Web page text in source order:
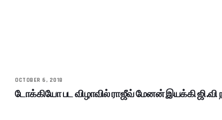
OCTOBER 6, 2018
டோக்கியோ பட விழாவில் ராஜீவ் மேனன் இயக்கி ஜி.வி